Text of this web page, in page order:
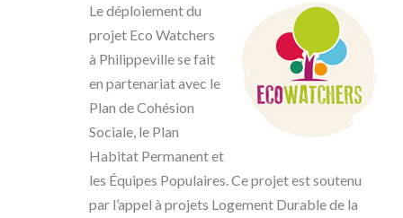
Le déploiement du
projet Eco Watchers
à Philippeville se fait
en partenariat avec le
Plan de Cohésion
Sociale, le Plan
Habitat Permanent et
les Équipes Populaires. Ce projet est soutenu
par l’appel à projets Logement Durable de la